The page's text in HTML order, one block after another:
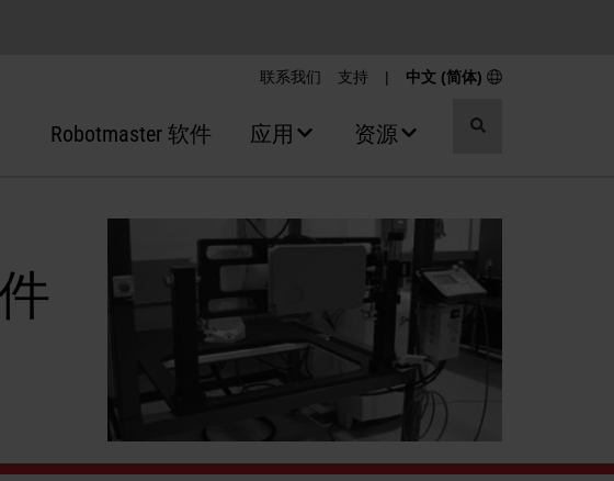
联系我们 支持 | 中文 (简体)
Robotmaster 软件 应用 资源
切